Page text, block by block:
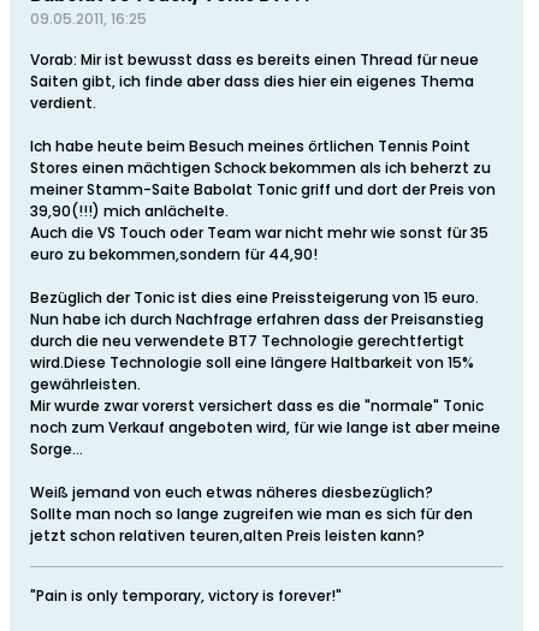
09.05.2011, 16:25
Vorab: Mir ist bewusst dass es bereits einen Thread für neue
Saiten gibt, ich finde aber dass dies hier ein eigenes Thema
verdient.
Ich habe heute beim Besuch meines örtlichen Tennis Point
Stores einen mächtigen Schock bekommen als ich beherzt zu
meiner Stamm-Saite Babolat Tonic griff und dort der Preis von
39,90(!!!) mich anlächelte.
Auch die VS Touch oder Team war nicht mehr wie sonst für 35
euro zu bekommen,sondern für 44,90!
Bezüglich der Tonic ist dies eine Preissteigerung von 15 euro.
Nun habe ich durch Nachfrage erfahren dass der Preisanstieg
durch die neu verwendete BT7 Technologie gerechtfertigt
wird.Diese Technologie soll eine längere Haltbarkeit von 15%
gewährleisten.
Mir wurde zwar vorerst versichert dass es die "normale" Tonic
noch zum Verkauf angeboten wird, für wie lange ist aber meine
Sorge...
Weiß jemand von euch etwas näheres diesbezüglich?
Sollte man noch so lange zugreifen wie man es sich für den
jetzt schon relativen teuren,alten Preis leisten kann?
"Pain is only temporary, victory is forever!"